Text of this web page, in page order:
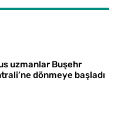
uzmanlar Buşehr
dönmeye başladı